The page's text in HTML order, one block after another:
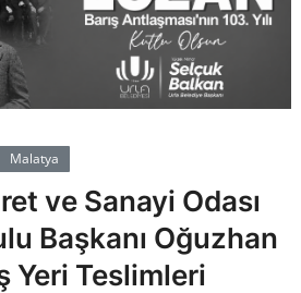
Malatya
ve Sanayi Odası
Başkanı Oğuzhan
Yeri Teslimleri